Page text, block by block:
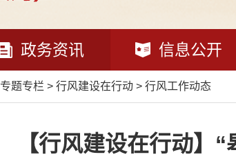
政务资讯 信息公开
专题专栏 > 行风建设在行动 > 行风工作动态
【行风建设在行动】